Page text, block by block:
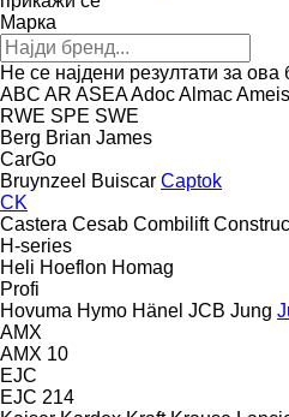
Марка
Не се најдени резултати за
ABC AR ASEAAdocAlmac
RWE SPE SWE
Berg Brian James
CarGo
Bruynzeel Buiscar Captok
CK
Castera Cesab Combilift
H-series
Heli Hoeflon Homag
Profi
Hovuma Hymo Hänel JCB Jung
AMX
AMX 10
EJC
EJC 214